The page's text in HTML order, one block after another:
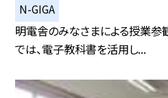
N-GIGA
明電舎のみなさまによる授業参
では、電子教科書を活用し...